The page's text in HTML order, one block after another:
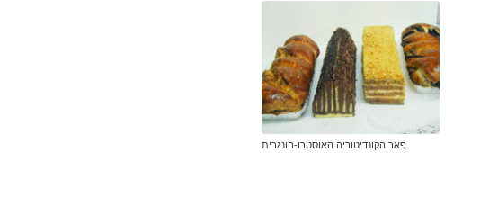
פאר הקונדיטוריה האוסטרו-הונגרית